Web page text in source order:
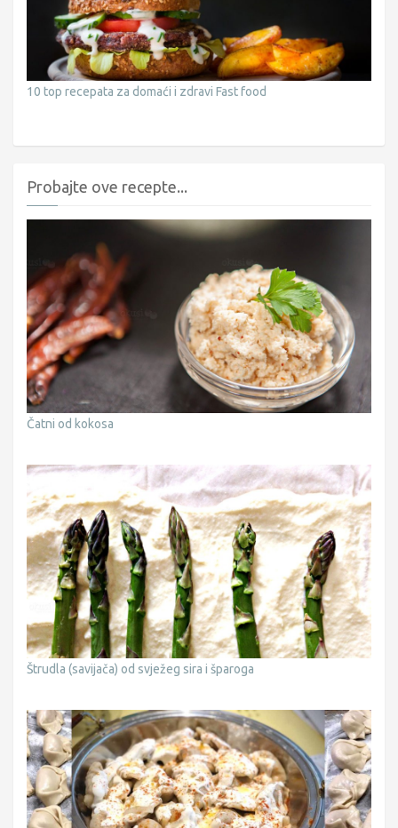
10 top recepata za domaći i zdravi Fast food
Probajte ove recepte...
Čatni od kokosa
Štrudla (savijača) od svježeg sira i šparoga